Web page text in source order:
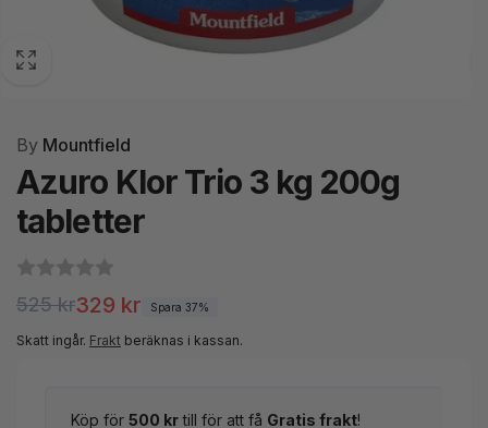
By Mountfield
Azuro Klor Trio 3 kg 200g
tabletter
Ordinarie
pris
525 kr
Försäljningspris
329 kr Spara 37%
Skatt ingår. Frakt beräknas i kassan.
Köp för 500 krtill för att få Gratis frakt!